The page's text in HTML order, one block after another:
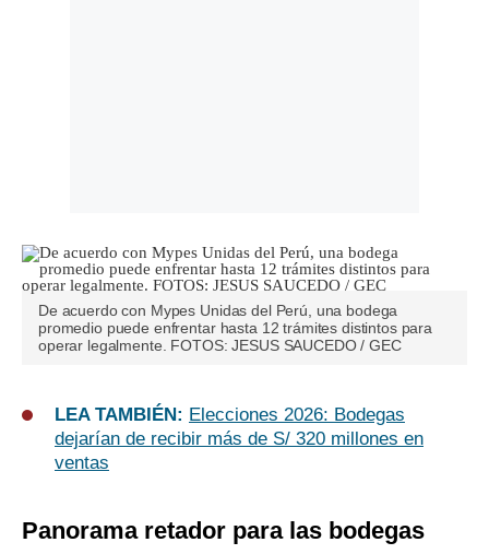
De acuerdo con Mypes Unidas del Perú, una bodega
promedio puede enfrentar hasta 12 trámites distintos para
operar legalmente. FOTOS: JESUS SAUCEDO / GEC
LEA TAMBIÉN: Elecciones 2026: Bodegas
dejarían de recibir más de S/ 320 millones en
ventas
Panorama retador para las bodegas